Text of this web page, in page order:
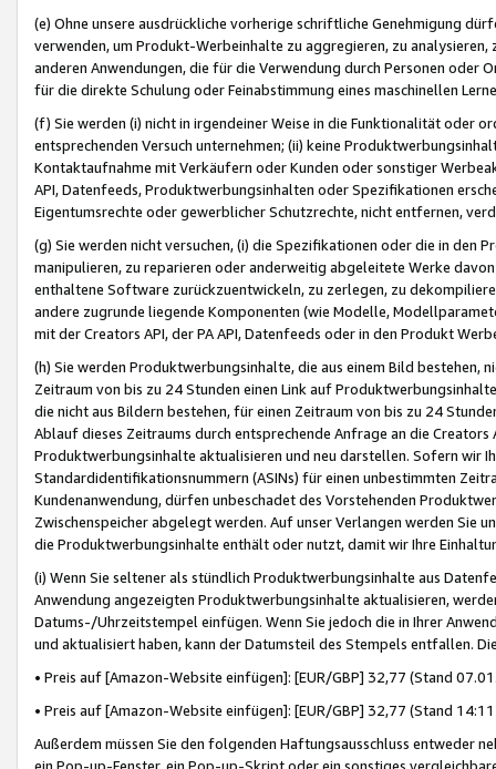
(e) Ohne unsere ausdrückliche vorherige schriftliche Genehmigung
verwenden, um Produkt-Werbeinhalte zu aggregieren, zu
anderen Anwendungen, die für die Verwendung durch Personen
für die direkte Schulung oder Feinabstimmung eines maschinellen
(f) Sie werden (i) nicht in irgendeiner Weise in die Funktionalität oder
entsprechenden Versuch unternehmen; (ii) keine
Kontaktaufnahme mit Verkäufern oder Kunden oder sonstiger
API, Datenfeeds, Produktwerbungsinhalten oder Spezifikationen
Eigentumsrechte oder gewerblicher Schutzrechte, nicht entfernen,
(g) Sie werden nicht versuchen, (i) die Spezifikationen oder die in
manipulieren, zu reparieren oder anderweitig abgeleitete Werke
enthaltene Software zurückzuentwickeln, zu zerlegen, zu
andere zugrunde liegende Komponenten (wie Modelle,
mit der Creators API, der PA API, Datenfeeds oder in den Produkt
(h) Sie werden Produktwerbungsinhalte, die aus einem Bild bestehen,
Zeitraum von bis zu 24 Stunden einen Link auf
die nicht aus Bildern bestehen, für einen Zeitraum von bis zu 24
Ablauf dieses Zeitraums durch entsprechende Anfrage an die
Produktwerbungsinhalte aktualisieren und neu darstellen. Sofern wir
Standardidentifikationsnummern (ASINs) für einen unbestimmten
Kundenanwendung, dürfen unbeschadet des Vorstehenden
Zwischenspeicher abgelegt werden. Auf unser Verlangen werden Sie
die Produktwerbungsinhalte enthält oder nutzt, damit wir Ihre
(i) Wenn Sie seltener als stündlich Produktwerbungsinhalte aus
Anwendung angezeigten Produktwerbungsinhalte aktualisieren,
Datums-/Uhrzeitstempel einfügen. Wenn Sie jedoch die in Ihrer
und aktualisiert haben, kann der Datumsteil des Stempels entfallen.
• Preis auf [Amazon-Website einfügen]: [EUR/GBP] 32,77 (Stand
• Preis auf [Amazon-Website einfügen]: [EUR/GBP] 32,77 (Stand
Außerdem müssen Sie den folgenden Haftungsausschluss entweder
ein Pop-up-Fenster, ein Pop-up-Skript oder ein sonstiges